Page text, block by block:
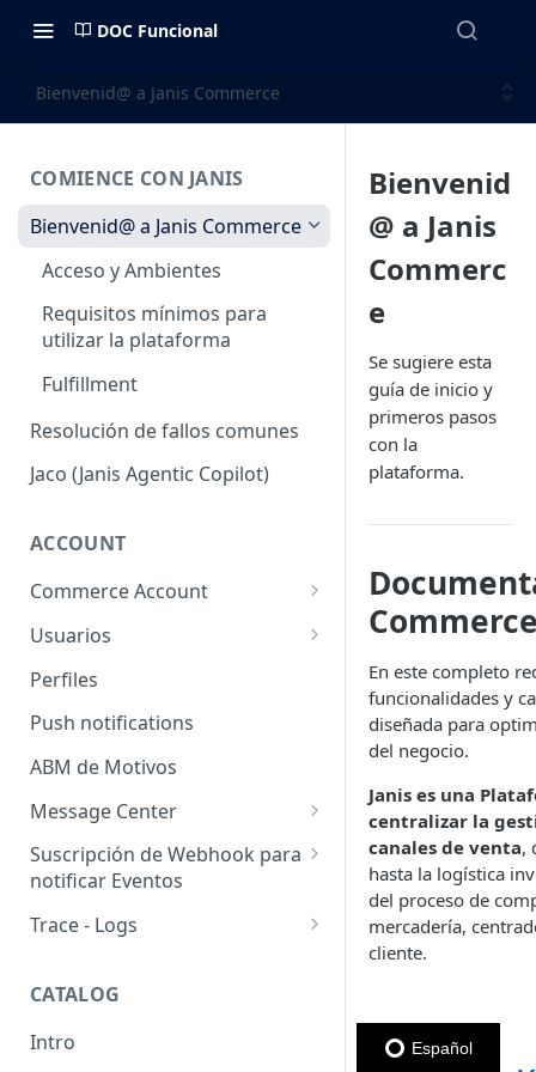
DOC Funcional
Bienvenid@ a Janis Commerce
COMIENCE CON JANIS
Bienvenid@ a Janis Commerce
Acceso y Ambientes
Requisitos mínimos para
utilizar la plataforma
Fulfillment
Resolución de fallos comunes
Jaco (Janis Agentic Copilot)
ACCOUNT
Commerce Account
Cuentas de comercio
Sales Channel (Canales de
venta)
Usuarios
Usuarios
Usuarios pendientes
Llaves de seguridad
Perfiles
Push notifications
ABM de Motivos
Message Center
Templates
Configuración de SMTP
Emails (Registro de correos
Email para pedido pendiente
de retiro
Suscripción de Webhook para
notificar Eventos
Webhooks: Buenas prácticas
Trace - Logs
CATALOG
Intro
Bienvenid
@ a Janis
Commerc
e
Se sugiere esta
guía de inicio y
primeros pasos
con la
plataforma.
En este completo
funcionalidades y
diseñada para
del negocio.
Janis es una
centralizar la
canales de venta,
hasta la logística
del proceso de
mercadería,
cliente.
📘
Español